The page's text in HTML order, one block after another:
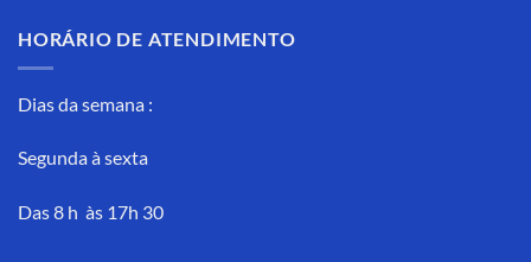
HORÁRIO DE ATENDIMENTO
Dias da semana :
Segunda à sexta
Das 8 h às 17h 30